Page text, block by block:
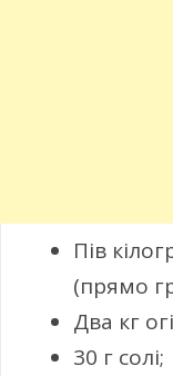
Пів
(прямо
Два кг
30 г солі;